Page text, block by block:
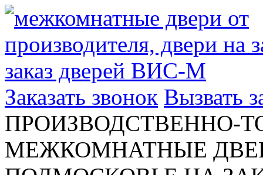
Заказать звонок Вызвать
ПРОИЗВОДСТВЕННО-
МЕЖКОМНАТНЫЕ